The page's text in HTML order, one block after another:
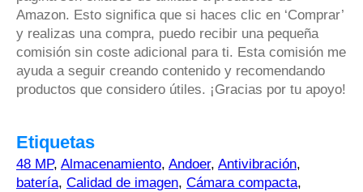
Amazon. Esto significa que si haces clic en ‘Comprar’
y realizas una compra, puedo recibir una pequeña
comisión sin coste adicional para ti. Esta comisión me
ayuda a seguir creando contenido y recomendando
productos que considero útiles. ¡Gracias por tu apoyo!
Etiquetas
48 MP, Almacenamiento, Andoer, Antivibración,
batería, Calidad de imagen, Cámara compacta,